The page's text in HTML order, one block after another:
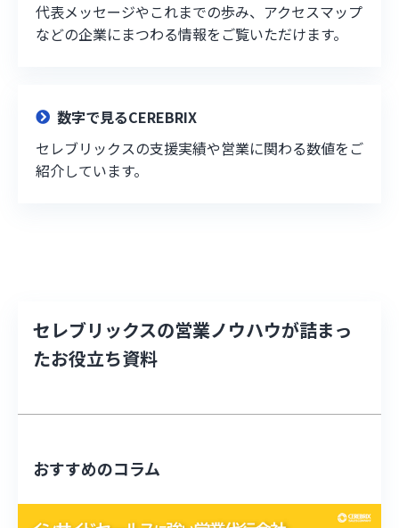
代表メッセージやこれまでの歩み、アクセスマップ
などの企業にまつわる情報をご覧いただけます。
数字で見るCEREBRIX
セレブリックスの支援実績や営業に関わる数値をご
紹介しています。
セレブリックスの営業ノウハウが詰まっ
たお役立ち資料
おすすめのコラム